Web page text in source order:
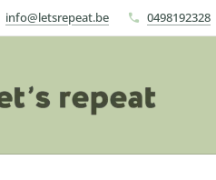
info@letsrepeat.be 0498192328